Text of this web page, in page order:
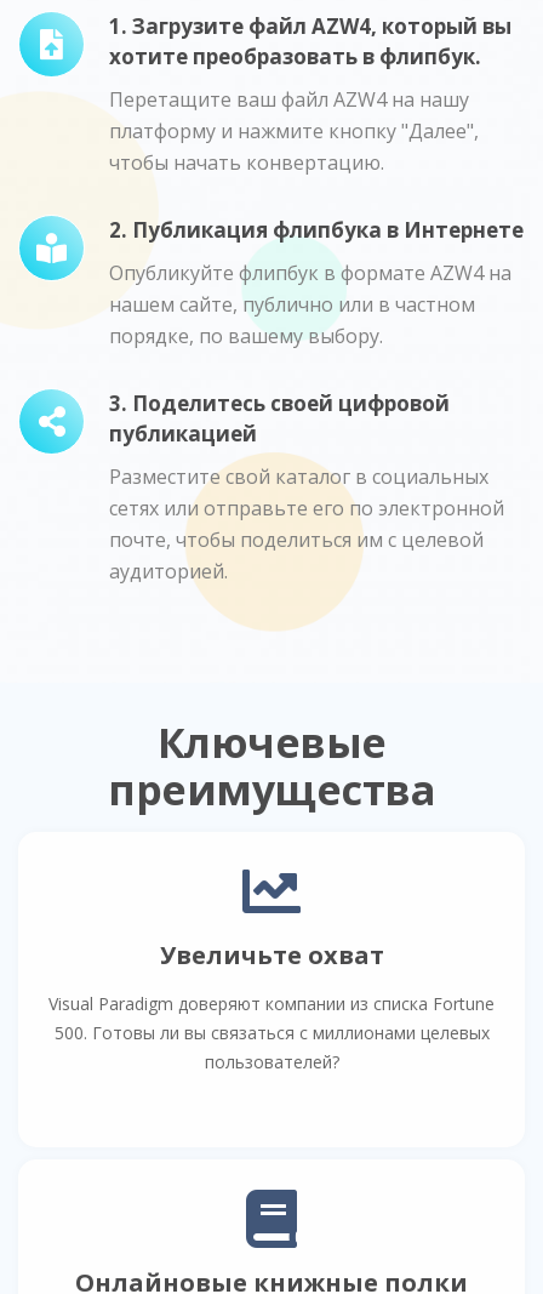
1. Загрузите файл AZW4, который вы
хотите преобразовать в флипбук.
Перетащите ваш файл AZW4 на нашу
платформу и нажмите кнопку "Далее",
чтобы начать конвертацию.
2. Публикация флипбука в Интернете
Опубликуйте флипбук в формате AZW4 на
нашем сайте, публично или в частном
порядке, по вашему выбору.
3. Поделитесь своей цифровой
публикацией
Разместите свой каталог в социальных
сетях или отправьте его по электронной
почте, чтобы поделиться им с целевой
аудиторией.
Ключевые
преимущества
Увеличьте охват
Visual Paradigm доверяют компании из списка Fortune
500. Готовы ли вы связаться с миллионами целевых
пользователей?
Онлайновые книжные полки